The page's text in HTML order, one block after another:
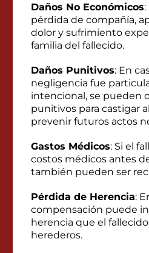
Daños No Económicos
pérdida de compañía,
dolor y sufrimiento
familia del fallecido.
Daños Punitivos: En
negligencia fue
intencional, se pueden
punitivos para castigar
prevenir futuros actos
Gastos Médicos: Si el
costos médicos antes
también pueden ser
Pérdida de Herencia:
compensación puede
herencia que el
herederos.